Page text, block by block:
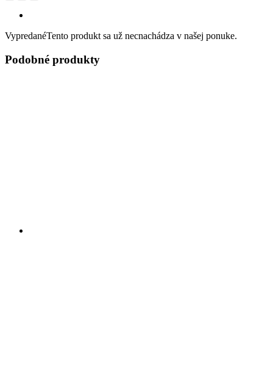
VypredanéTento produkt sa už necnachádza v našej ponuke.
Podobné produkty